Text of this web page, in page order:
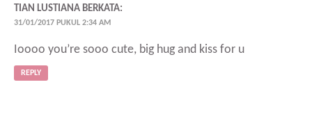
TIAN LUSTIANA BERKATA:
31/01/2017 PUKUL 2:34 AM
Ioooo you’re sooo cute, big hug and kiss for u
REPLY